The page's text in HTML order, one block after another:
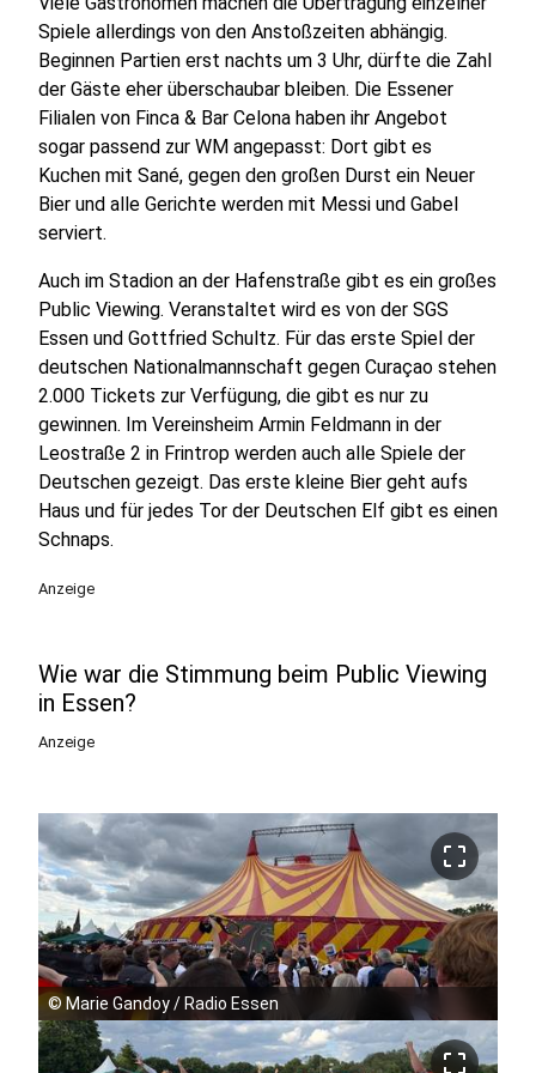
Spiele allerdings von den Anstoßzeiten abhängig.
Beginnen Partien erst nachts um 3 Uhr, dürfte die Zahl
der Gäste eher überschaubar bleiben. Die Essener
Filialen von Finca & Bar Celona haben ihr Angebot
sogar passend zur WM angepasst: Dort gibt es
Kuchen mit Sané, gegen den großen Durst ein Neuer
Bier und alle Gerichte werden mit Messi und Gabel
serviert.
Auch im Stadion an der Hafenstraße gibt es ein großes
Public Viewing. Veranstaltet wird es von der SGS
Essen und Gottfried Schultz. Für das erste Spiel der
deutschen Nationalmannschaft gegen Curaçao stehen
2.000 Tickets zur Verfügung, die gibt es nur zu
gewinnen. Im Vereinsheim Armin Feldmann in der
Leostraße 2 in Frintrop werden auch alle Spiele der
Deutschen gezeigt. Das erste kleine Bier geht aufs
Haus und für jedes Tor der Deutschen Elf gibt es einen
Schnaps.
Anzeige
Wie war die Stimmung beim Public Viewing
in Essen?
Anzeige
crop_free
© Marie Gandoy / Radio Essen
crop_free